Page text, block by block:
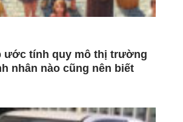
ước tính quy mô thị trường
nhân nào cũng nên biết